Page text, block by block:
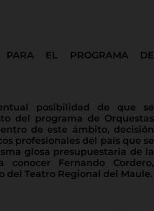
PARA EL PROGRAMA DE
posibilidad de que se
del programa de Orquestas
de este ámbito, decisión
profesionales del país que se
glosa presupuestaria de la
Fernando Cordero,
Teatro Regional del Maule.